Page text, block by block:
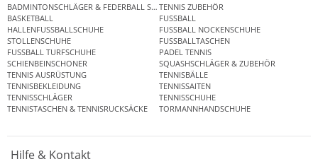
BADMINTONSCHLÄGER & FEDERBALL SETSTENNIS ZUBEHÖR
BASKETBALL
FUSSBALL
HALLENFUSSBALLSCHUHE
FUSSBALL NOCKENSCHUHE
STOLLENSCHUHE
FUSSBALLTASCHEN
FUSSBALL TURFSCHUHE
PADEL TENNIS
SCHIENBEINSCHONER
SQUASHSCHLÄGER & ZUBEHÖR
TENNIS AUSRÜSTUNG
TENNISBÄLLE
TENNISBEKLEIDUNG
TENNISSAITEN
TENNISSCHLÄGER
TENNISSCHUHE
TENNISTASCHEN & TENNISRUCKSÄCKE
TORMANNHANDSCHUHE
Hilfe & Kontakt